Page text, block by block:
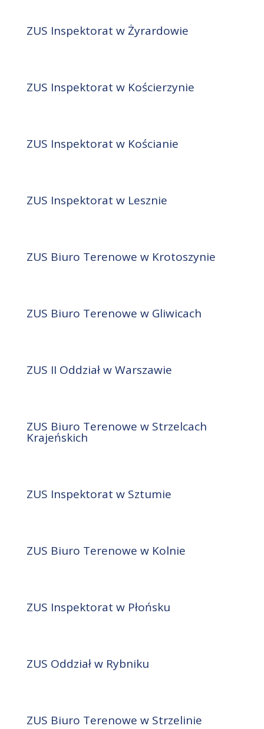
ZUS Inspektorat w Żyrardowie
ZUS Inspektorat w Kościerzynie
ZUS Inspektorat w Kościanie
ZUS Inspektorat w Lesznie
ZUS Biuro Terenowe w Krotoszynie
ZUS Biuro Terenowe w Gliwicach
ZUS II Oddział w Warszawie
ZUS Biuro Terenowe w Strzelcach
Krajeńskich
ZUS Inspektorat w Sztumie
ZUS Biuro Terenowe w Kolnie
ZUS Inspektorat w Płońsku
ZUS Oddział w Rybniku
ZUS Biuro Terenowe w Strzelinie